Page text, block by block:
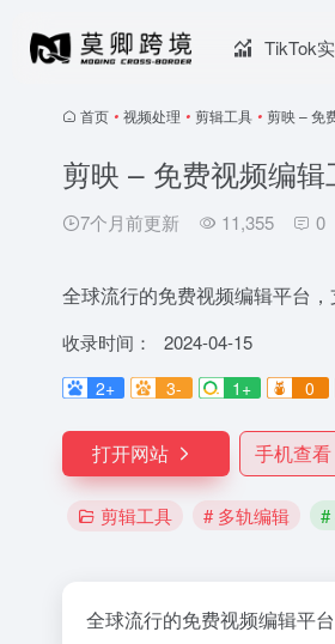
TikTok
首页 • 视频处理 • 剪辑工具 • 剪映 – 免
剪映 – 免费视频编辑
7个月前更新 11,355 0
全球流行的免费视频编辑平台
收录时间： 2024-04-15
2+ 3- 1+ 0
打开网站 手机查看
剪辑工具 # 多轨编辑 #
全球流行的免费视频编辑平